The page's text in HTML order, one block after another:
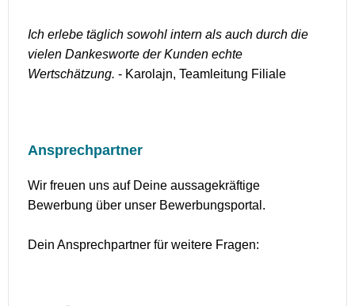
Ich erlebe täglich sowohl intern als auch durch die
vielen Dankesworte der Kunden echte
Wertschätzung. - Karolajn, Teamleitung Filiale
Ansprechpartner
Wir freuen uns auf Deine aussagekräftige
Bewerbung über unser Bewerbungsportal.
Dein Ansprechpartner für weitere Fragen: